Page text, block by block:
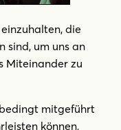
die
sind, um uns an
Miteinander zu
mitgeführt
können,